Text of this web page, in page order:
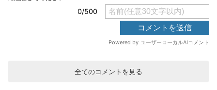
全てのコメントを見る